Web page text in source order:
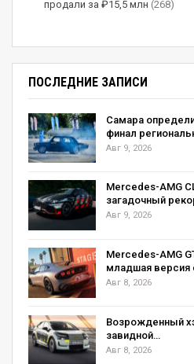
Новый хэтчбек Suzuki Alto
колесами без колпаков
ручками. У Мазды такой
гамма начинается со
поэтому Carol стоит
При этом цены на
хэтчбеков под марками
одинаковые.
Источник: автоновостной
(Visited 15 times, 1 visits
продали за ₽15,5 млн (268)
ПОСЛЕДНИЕ ЗАПИСИ
Самара
финал
Авг 9, 2026
Mercedes-AMG
загадочный
Авг 9, 2026
Mercedes-AMG
младшая версия
Авг 8, 2026
Возрожденный
завидной…
Авг 8, 2026